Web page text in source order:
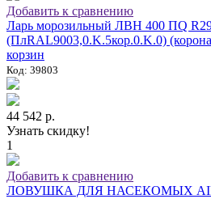
Добавить к сравнению
Ларь морозильный ЛВН 400 ПQ
(ПлRAL9003,0.K.5кор.0.K.0)
корзин
Код: 39803
44 542 р.
Узнать скидку!
1
Добавить к сравнению
ЛОВУШКА ДЛЯ НАСЕКОМЫХ